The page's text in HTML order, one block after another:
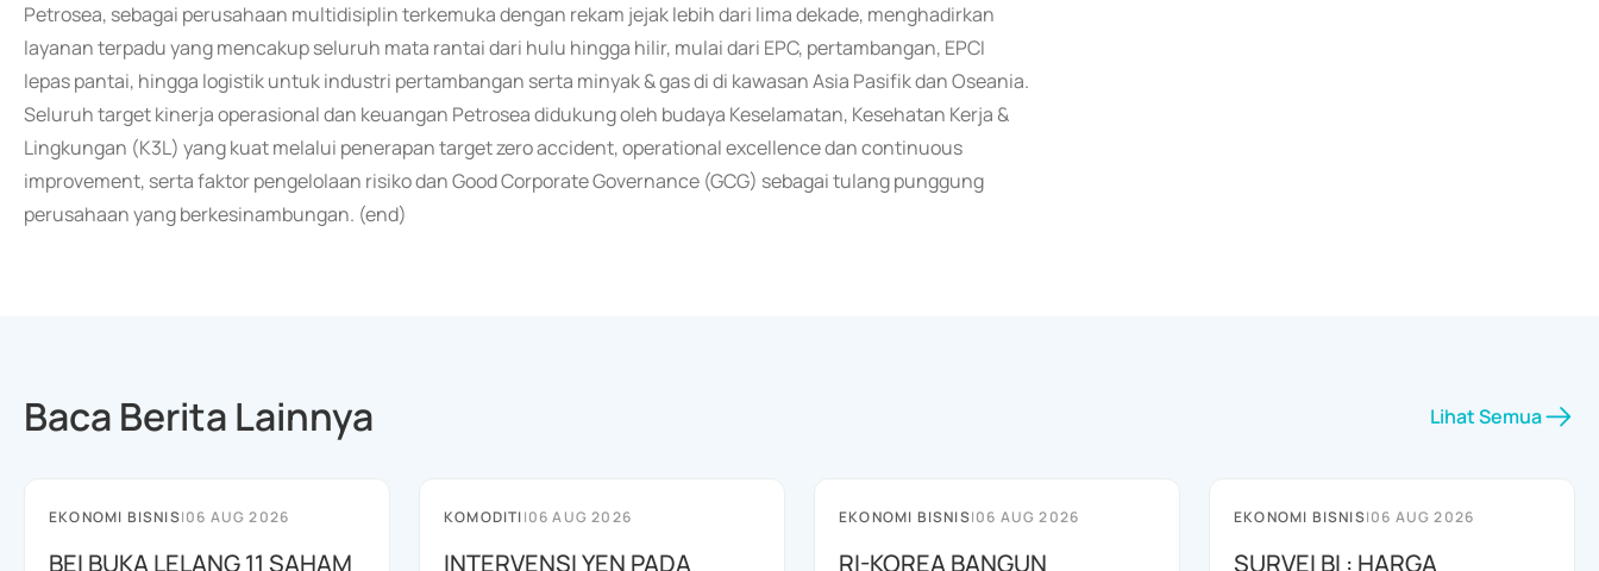
Petrosea, sebagai perusahaan multidisiplin terkemuka dengan rekam jejak lebih dari lima dekade, menghadirkan
layanan terpadu yang mencakup seluruh mata rantai dari hulu hingga hilir, mulai dari EPC, pertambangan, EPCI
lepas pantai, hingga logistik untuk industri pertambangan serta minyak & gas di di kawasan Asia Pasifik dan Oseania.
Seluruh target kinerja operasional dan keuangan Petrosea didukung oleh budaya Keselamatan, Kesehatan Kerja &
Lingkungan (K3L) yang kuat melalui penerapan target zero accident, operational excellence dan continuous
improvement, serta faktor pengelolaan risiko dan Good Corporate Governance (GCG) sebagai tulang punggung
perusahaan yang berkesinambungan. (end)
Baca Berita Lainnya Lihat Semua
EKONOMI BISNIS|06 AUG 2026
BEI BUKA LELANG 11 SAHAM
KOMODITI|06 AUG 2026
INTERVENSI YEN PADA
EKONOMI BISNIS|06 AUG 2026
RI-KOREA BANGUN
EKONOMI BISNIS|06 AUG 2026
SURVEI BI : HARGA